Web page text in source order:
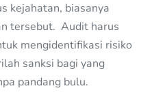
kejahatan, biasanya
tersebut. Audit harus
mengidentifikasi risiko
sanksi bagi yang
pandang bulu.